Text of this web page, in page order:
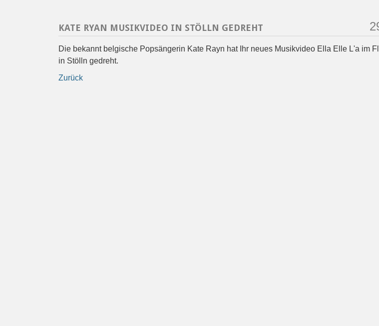
KATE RYAN MUSIKVIDEO IN STÖLLN GEDREHT
Die bekannt belgische Popsängerin Kate Rayn hat Ihr neues Musikvideo Ella Elle L'a im
in Stölln gedreht.
Zurück